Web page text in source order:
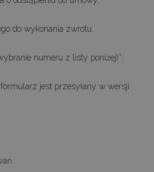
do wykonania zwrotu:
numeru z listy poniżej)*:
jest przesyłany w wersji